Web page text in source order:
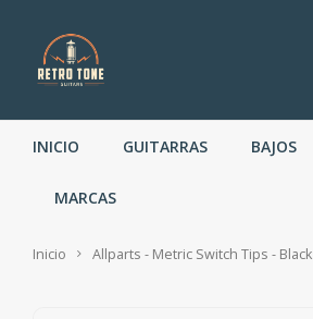
INICIO GUITARRAS BAJOS
MARCAS
Inicio Allparts - Metric Switch Tips - Black